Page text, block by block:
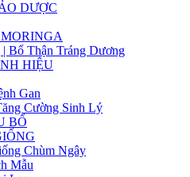
DƯỢC
MORINGA
Bổ Thận Tráng Dương
HIỆU
Gan
Cường Sinh Lý
BỔ
Chùm Ngây
Mẫu